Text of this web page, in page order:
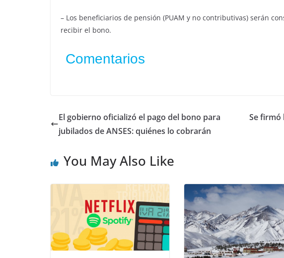
– Los beneficiarios de pensión (PUAM y no contributivas) serán
recibir el bono.
Comentarios
El gobierno oficializó el pago del bono para
jubilados de ANSES: quiénes lo cobrarán
Se firmó
You May Also Like